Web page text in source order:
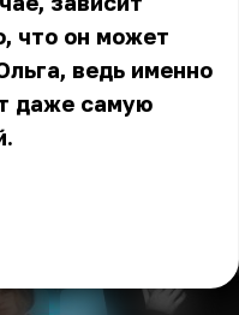
что он может
ведь именно
даже самую